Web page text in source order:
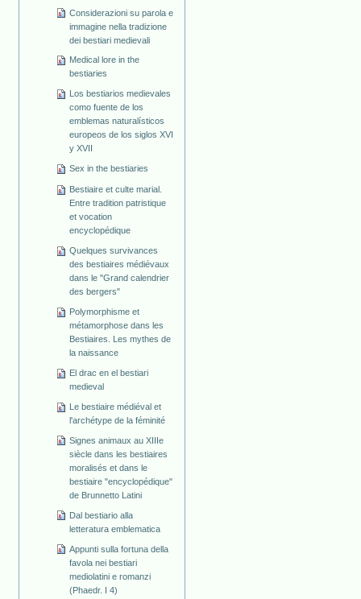
Considerazioni su parola e
immagine nella tradizione
dei bestiari medievali
Medical lore in the
bestiaries
Los bestiarios medievales
como fuente de los
emblemas naturalísticos
europeos de los siglos XVI
y XVII
Sex in the bestiaries
Bestiaire et culte marial.
Entre tradition patristique
et vocation
encyclopédique
Quelques survivances
des bestiaires médiévaux
dans le "Grand calendrier
des bergers"
Polymorphisme et
métamorphose dans les
Bestiaires. Les mythes de
la naissance
El drac en el bestiari
medieval
Le bestiaire médiéval et
l'archétype de la féminité
Signes animaux au XIIIe
siècle dans les bestiaires
moralisés et dans le
bestiaire "encyclopédique"
de Brunnetto Latini
Dal bestiario alla
letteratura emblematica
Appunti sulla fortuna della
favola nei bestiari
mediolatini e romanzi
(Phaedr. I 4)